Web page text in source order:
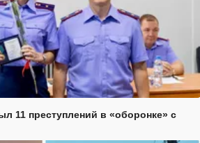
11 преступлений в «оборонке» с